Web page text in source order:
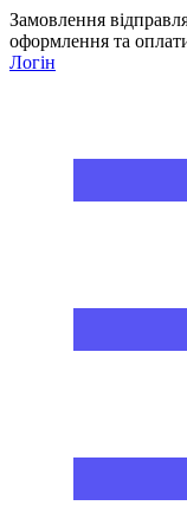
Замовлення
оформлення та
Логін